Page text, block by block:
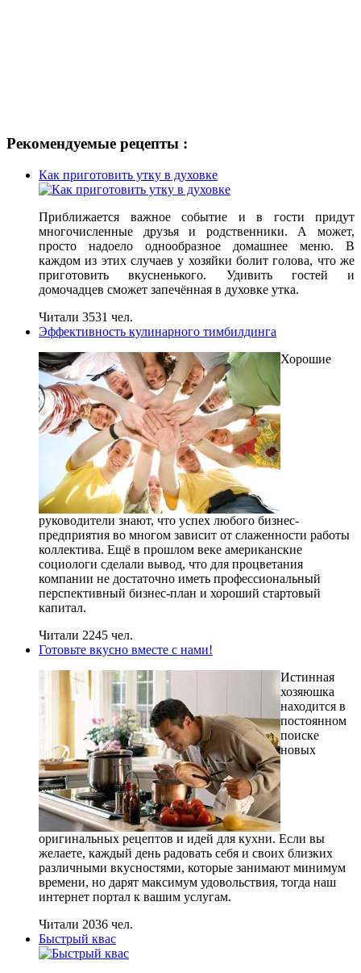
Рекомендуемые рецепты :
Как приготовить утку в духовке
Приближается важное событие и в гости придут
многочисленные друзья и родственники. А может,
просто надоело однообразное домашнее меню. В
каждом из этих случаев у хозяйки болит голова, что же
приготовить вкусненького. Удивить гостей и
домочадцев сможет запечённая в духовке утка.
Читали 3531 чел.
Эффективность кулинарного тимбилдинга
Хорошие
руководители знают, что успех любого бизнес-
предприятия во многом зависит от слаженности работы
коллектива. Ещё в прошлом веке американские
социологи сделали вывод, что для процветания
компании не достаточно иметь профессиональный
перспективный бизнес-план и хороший стартовый
капитал.
Читали 2245 чел.
Готовьте вкусно вместе с нами!
Истинная
хозяюшка
находится в
постоянном
поиске
новых
оригинальных рецептов и идей для кухни. Если вы
желаете, каждый день радовать себя и своих близких
различными вкусностями, которые занимают минимум
времени, но дарят максимум удовольствия, тогда наш
интернет портал к вашим услугам.
Читали 2036 чел.
Быстрый квас